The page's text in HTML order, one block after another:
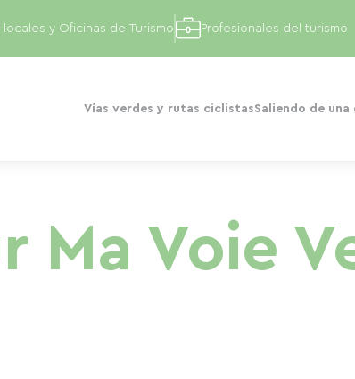
Vías verdes y rutas ciclistasSaliendo de
locales y Oficinas de Turismo Profesionales del turismo
Ma Voie